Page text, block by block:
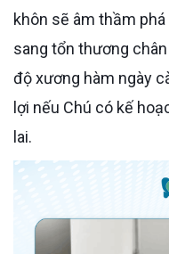
khôn sẽ âm thầm
sang tổn thương
độ xương hàm ngày
lợi nếu Chú có kế
lai.